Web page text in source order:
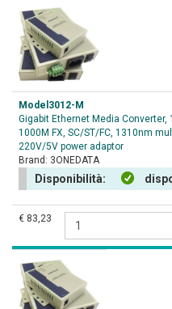
Model3012-M
Gigabit Ethernet Media
1000M FX, SC/ST/FC, 1310nm
220V/5V power adaptor
Brand: 3ONEDATA
Disponibilità:
€ 83,23